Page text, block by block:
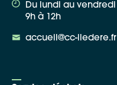
Du lundi au vendredi
9h à 12h
accueil@cc-iledere.fr